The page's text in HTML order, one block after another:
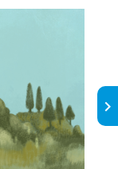
keyboard_arrow_right